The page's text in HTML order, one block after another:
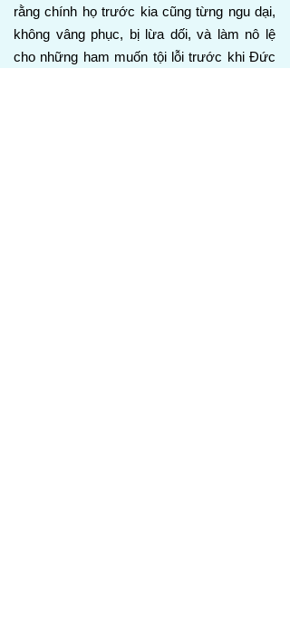
rằng chính họ trước kia cũng từng ngu dại,
không vâng phục, bị lừa dối, và làm nô lệ
cho những ham muốn tội lỗi trước khi Đức